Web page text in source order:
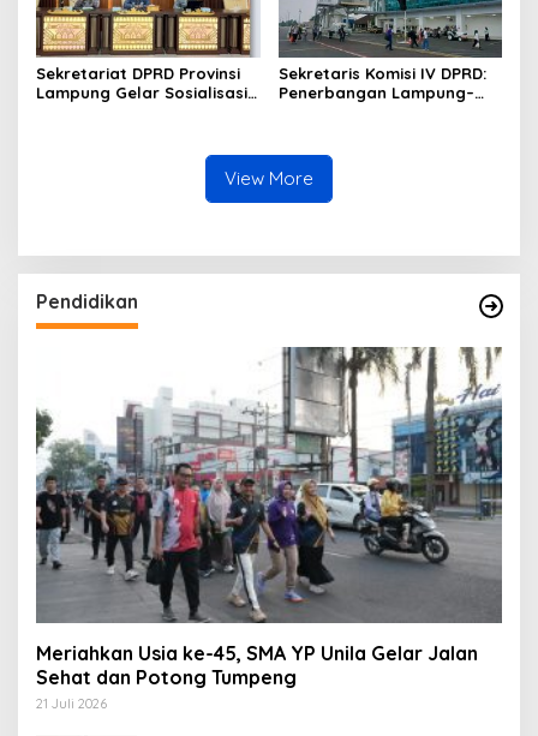
Sekretariat DPRD Provinsi
Lampung Gelar Sosialisasi
Sekretaris Komisi IV DPRD:
Penerbangan Lampung–
View More
Pendidikan
Meriahkan Usia ke-45, SMA YP Unila Gelar Jalan
Sehat dan Potong Tumpeng
21 Juli 2026